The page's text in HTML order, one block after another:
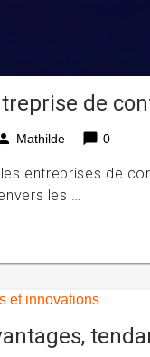
de
Mathilde chat_bubble 0
entreprises de
les …